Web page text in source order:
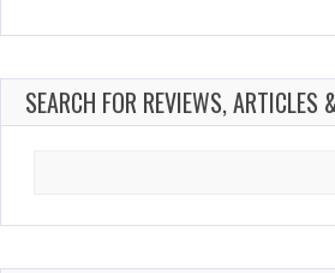
SEARCH FOR REVIEWS, ARTICLES